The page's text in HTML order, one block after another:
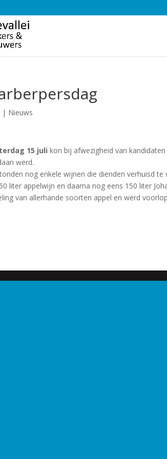
| Nieuws
15 juli kon bij afwezigheid van
werd.
nog enkele wijnen die dienden verhuisd te
liter appelwijn en daarna nog eens 150 liter
van allerhande soorten appel en werd